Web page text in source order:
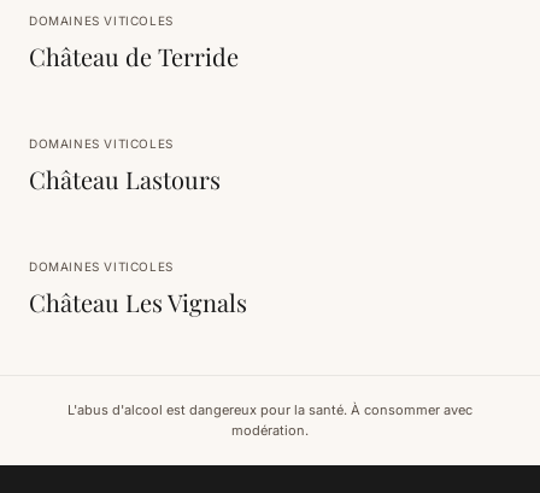
DOMAINES VITICOLES
Château de Terride
DOMAINES VITICOLES
Château Lastours
DOMAINES VITICOLES
Château Les Vignals
L'abus d'alcool est dangereux pour la santé. À consommer avec
modération.